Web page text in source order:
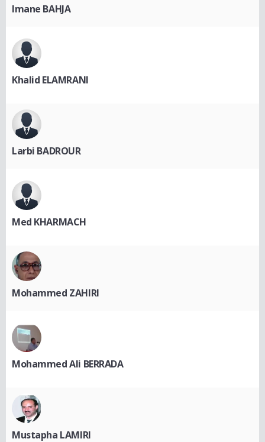
Imane BAHJA
Khalid ELAMRANI
Larbi BADROUR
Med KHARMACH
Mohammed ZAHIRI
Mohammed Ali BERRADA
Mustapha LAMIRI